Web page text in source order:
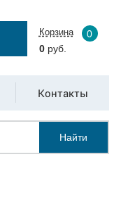
Корзина
0
0руб.
Контакты
Найти